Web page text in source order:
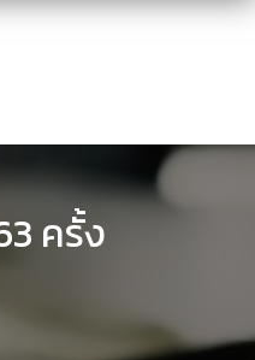
ครั้ง